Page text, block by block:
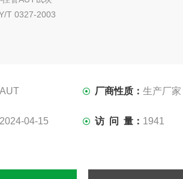
T 0327-2003
AUT 厂商性质： 生产厂家
2024-04-15 访 问 量： 1941